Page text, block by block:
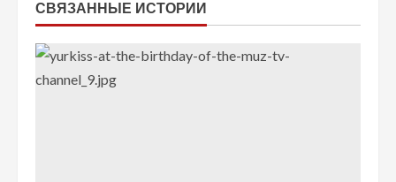
т
е
н
СВЯЗАННЫЕ ИСТОРИИ